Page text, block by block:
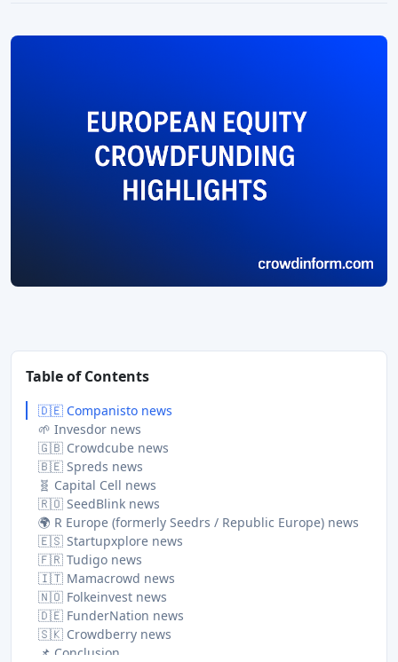
Table of Contents
🇩🇪 Companisto news
🌱 Invesdor news
🇬🇧 Crowdcube news
🇧🇪 Spreds news
🧬 Capital Cell news
🇷🇴 SeedBlink news
🌍 R Europe (formerly Seedrs / Republic Europe) news
🇪🇸 Startupxplore news
🇫🇷 Tudigo news
🇮🇹 Mamacrowd news
🇳🇴 Folkeinvest news
🇩🇪 FunderNation news
🇸🇰 Crowdberry news
📌 Conclusion